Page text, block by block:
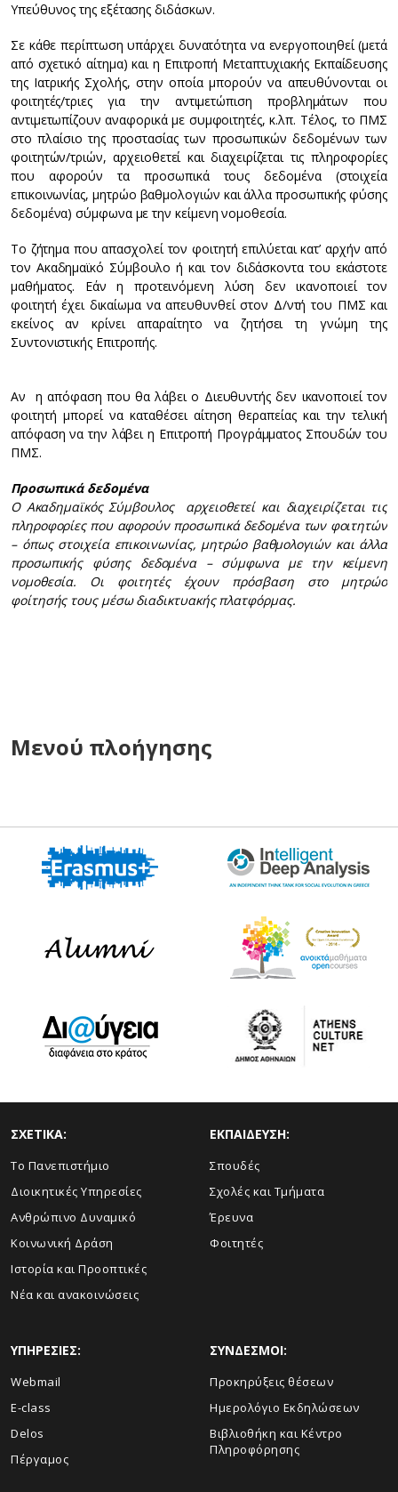
Υπεύθυνος της εξέτασης διδάσκων.
Σε κάθε περίπτωση υπάρχει δυνατότητα να ενεργοποιηθεί (μετά
από σχετικό αίτημα) και η Επιτροπή Μεταπτυχιακής Εκπαίδευσης
της Ιατρικής Σχολής, στην οποία μπορούν να απευθύνονται οι
φοιτητές/τριες για την αντιμετώπιση προβλημάτων που
αντιμετωπίζουν αναφορικά με συμφοιτητές, κ.λπ. Τέλος, το ΠΜΣ
στο πλαίσιο της προστασίας των προσωπικών δεδομένων των
φοιτητών/τριών, αρχειοθετεί και διαχειρίζεται τις πληροφορίες
που αφορούν τα προσωπικά τους δεδομένα (στοιχεία
επικοινωνίας, μητρώο βαθμολογιών και άλλα προσωπικής φύσης
δεδομένα) σύμφωνα με την κείμενη νομοθεσία.
Το ζήτημα που απασχολεί τον φοιτητή επιλύεται κατ’ αρχήν από
τον Ακαδημαϊκό Σύμβουλο ή και τον διδάσκοντα του εκάστοτε
μαθήματος. Εάν η προτεινόμενη λύση δεν ικανοποιεί τον
φοιτητή έχει δικαίωμα να απευθυνθεί στον Δ/ντή του ΠΜΣ και
εκείνος αν κρίνει απαραίτητο να ζητήσει τη γνώμη της
Συντονιστικής Επιτροπής.
Αν η απόφαση που θα λάβει ο Διευθυντής δεν ικανοποιεί τον
φοιτητή μπορεί να καταθέσει αίτηση θεραπείας και την τελική
απόφαση να την λάβει η Επιτροπή Προγράμματος Σπουδών του
ΠΜΣ.
Προσωπικά δεδομένα
Ο Ακαδημαϊκός Σύμβουλος αρχειοθετεί και διαχειρίζεται τις
πληροφορίες που αφορούν προσωπικά δεδομένα των φοιτητών
– όπως στοιχεία επικοινωνίας, μητρώο βαθμολογιών και άλλα
προσωπικής φύσης δεδομένα – σύμφωνα με την κείμενη
νομοθεσία. Οι φοιτητές έχουν πρόσβαση στο μητρώο
φοίτησής τους μέσω διαδικτυακής πλατφόρμας.
Μενού πλοήγησης
ΣΧΕΤΙΚΑ:
Το Πανεπιστήμιο
Διοικητικές Υπηρεσίες
Ανθρώπινο Δυναμικό
Κοινωνική Δράση
Ιστορία και Προοπτικές
Νέα και ανακοινώσεις
ΕΚΠΑΙΔΕΥΣΗ:
Σπουδές
Σχολές και Τμήματα
Έρευνα
Φοιτητές
ΥΠΗΡΕΣΙΕΣ:
Webmail
E-class
Delos
Πέργαμος
ΣΥΝΔΕΣΜΟΙ:
Προκηρύξεις θέσεων
Ημερολόγιο Εκδηλώσεων
Βιβλιοθήκη και Κέντρο
Πληροφόρησης